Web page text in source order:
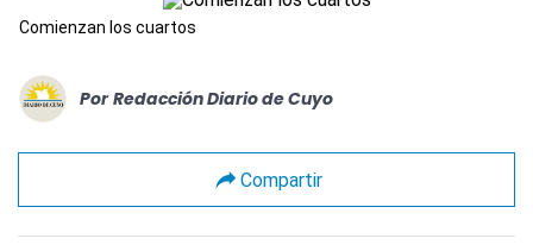
Comienzan los cuartos
Por Redacción Diario de Cuyo
Compartir